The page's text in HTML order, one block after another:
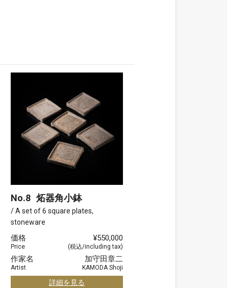
No.8 炻器角小鉢
/ A set of 6 square plates,
stoneware
価格
Price
¥550,000
(税込/including tax)
作家名
Artist
加守田章二
KAMODA Shoji
詳細を見る